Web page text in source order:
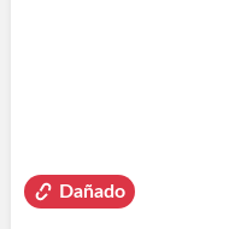
Dañado